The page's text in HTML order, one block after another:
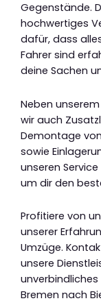
Gegenstände.
hochwertiges
dafür, dass
Fahrer sind
deine Sachen
Neben
wir auch
Demontage
sowie
unseren
um dir den
Profitiere von
unserer
Umzüge.
unsere
Bremen nach